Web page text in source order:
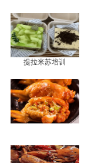
提拉米苏培训